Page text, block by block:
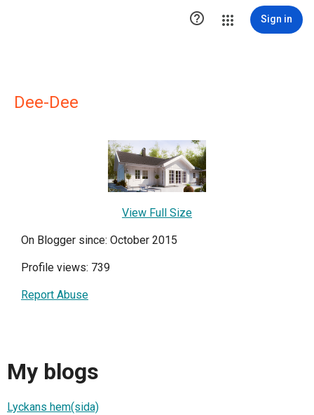
 Sign in
Dee-Dee
View Full Size
On Blogger since: October 2015
Profile views: 739
Report Abuse
My blogs
Lyckans hem(sida)